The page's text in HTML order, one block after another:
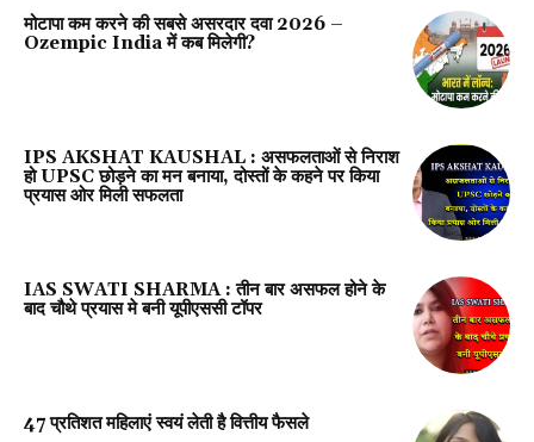
मोटापा कम करने की सबसे असरदार दवा 2026 –
Ozempic India में कब मिलेगी?
IPS AKSHAT KAUSHAL : असफलताओं से निराश
हो UPSC छोड़ने का मन बनाया, दोस्तों के कहने पर किया
प्रयास ओर मिली सफलता
IAS SWATI SHARMA : तीन बार असफल होने के
बाद चौथे प्रयास मे बनी यूपीएससी टॉपर
47 प्रतिशत महिलाएं स्वयं लेती है वित्तीय फैसले